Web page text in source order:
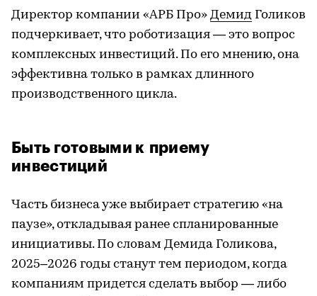
Директор компании «АРБ Про» Демид Голиков
подчеркивает, что роботизация — это вопрос
комплексных инвестиций. По его мнению, она
эффективна только в рамках длинного
производственного цикла.
Быть готовыми к приему
инвестиций
Часть бизнеса уже выбирает стратегию «на
паузе», откладывая ранее спланированные
инициативы. По словам Демида Голикова,
2025–2026 годы станут тем периодом, когда
компаниям придется сделать выбор — либо